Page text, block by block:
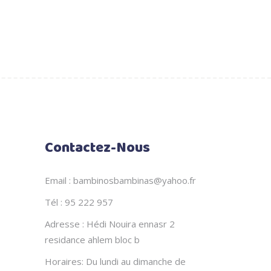
Contactez-Nous
Email : bambinosbambinas@yahoo.fr
Tél : 95 222 957
Adresse : Hédi Nouira ennasr 2
residance ahlem bloc b
Horaires: Du lundi au dimanche de